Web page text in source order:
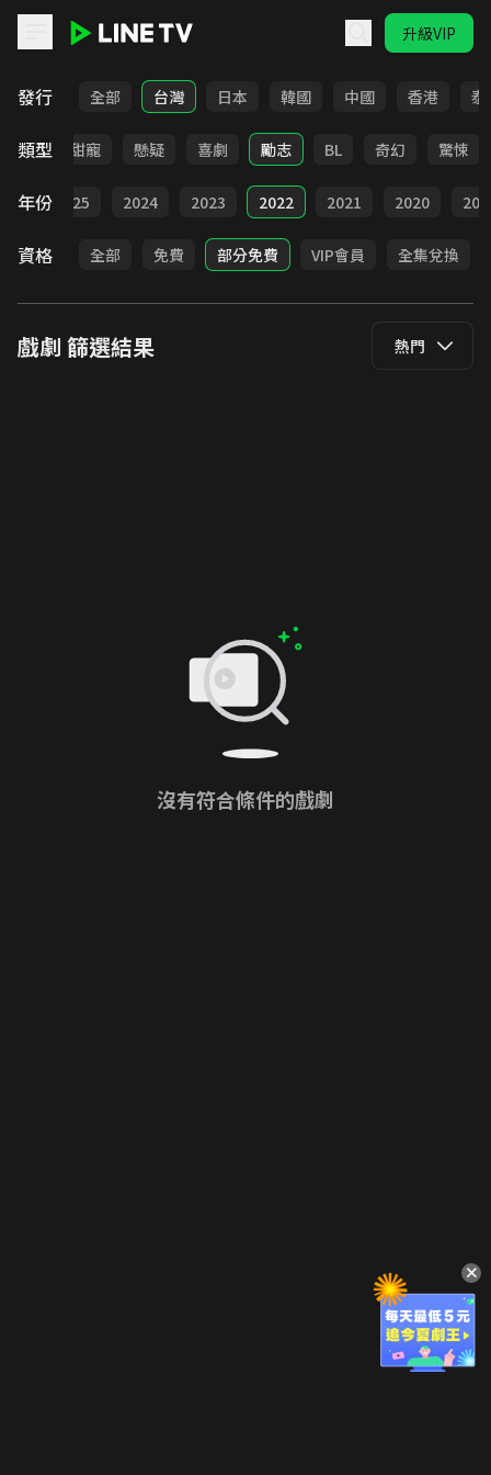
升級VIP
發行 全部 台灣 日本 韓國 中國 香港 泰
類型
改編 甜寵 懸疑 喜劇 勵志 BL 奇幻 驚悚
年份 2025 2024 2023 2022 2021 2020
資格 全部 免費 部分免費 VIP會員 全集兌換
戲劇 篩選結果 熱門
沒有符合條件的戲劇